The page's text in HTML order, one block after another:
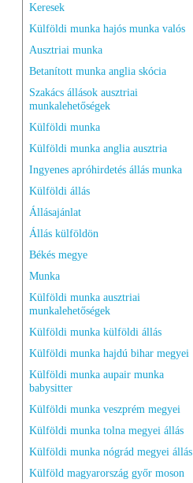
Keresek
Külföldi munka hajós munka valós
Ausztriai munka
Betanított munka anglia skócia
Szakács állások ausztriai
munkalehetőségek
Külföldi munka
Külföldi munka anglia ausztria
Ingyenes apróhirdetés állás munka
Külföldi állás
Állásajánlat
Állás külföldön
Békés megye
Munka
Külföldi munka ausztriai
munkalehetőségek
Külföldi munka külföldi állás
Külföldi munka hajdú bihar megyei
Külföldi munka aupair munka
babysitter
Külföldi munka veszprém megyei
Külföldi munka tolna megyei állás
Külföldi munka nógrád megyei állás
Külföld magyarország győr moson